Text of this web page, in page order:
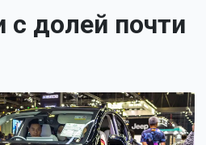
с долей почти